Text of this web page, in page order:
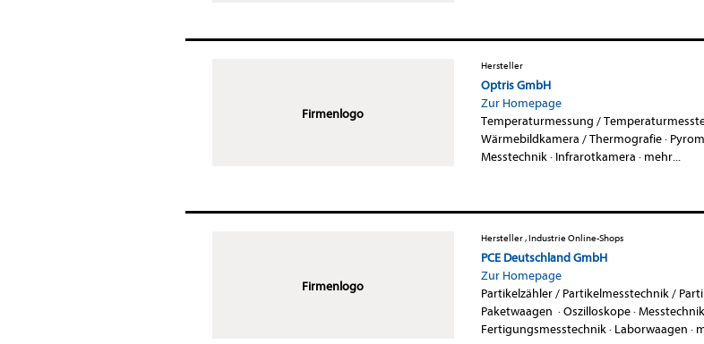
Firmenlogo
Hersteller
Optris GmbH
Zur Homepage
Temperaturmessung /
Wärmebildkamera / Thermografie·
Messtechnik· Infrarotkamera · mehr...
Firmenlogo
Hersteller , Industrie Online-Shops
PCE Deutschland GmbH
Zur Homepage
Partikelzähler / Partikelmesstechnik /
Paketwaagen ·Oszilloskope·
Fertigungsmesstechnik· Laborwaagen ·